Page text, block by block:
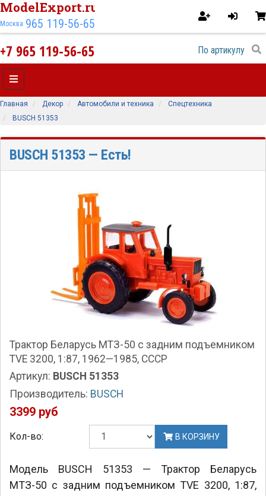
ModelExport.ru
Москва 965 119-56-65
+7 965 119-56-65
Главная Декор Автомобили и техника
Спецтехника
BUSCH 51353
BUSCH 51353 — Есть!
Трактор Беларусь МТЗ-50 с задним подъемником
TVE 3200, 1:87, 1962—1985, СССР
Артикул: BUSCH 51353
Производитель: BUSCH
3399 руб
Кол-во: В КОРЗИНУ
Модель BUSCH 51353 — Трактор Беларусь
МТЗ-50 с задним подъемником TVE 3200, 1:87,